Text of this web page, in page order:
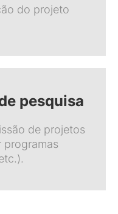
do projeto
pesquisa
de projetos
programas